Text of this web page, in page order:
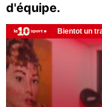
d'équipe.